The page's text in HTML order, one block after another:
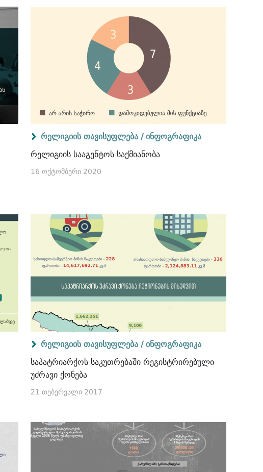
რელიგიის თავისუფლება / ინფოგრაფიკა
რელიგიის სააგენტოს საქმიანობა
16 ოქტომბერი 2020
რელიგიის თავისუფლება / ინფოგრაფიკა
საპატრიარქოს საკუთრებაში რეგისტრირებული
უძრავი ქონება
21 თებერვალი 2017